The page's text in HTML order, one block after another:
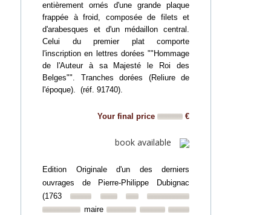
entièrement ornés d'une grande plaque
frappée à froid, composée de filets et
d'arabesques et d'un médaillon central.
Celui du premier plat comporte
l'inscription en lettres dorées ""Hommage
de l'Auteur à sa Majesté le Roi des
Belges"". Tranches dorées (Reliure de
l'époque). (réf. 91740).
Your final price €
book available
Edition Originale d'un des derniers
ouvrages de Pierre-Philippe Dubignac
(1763
maire